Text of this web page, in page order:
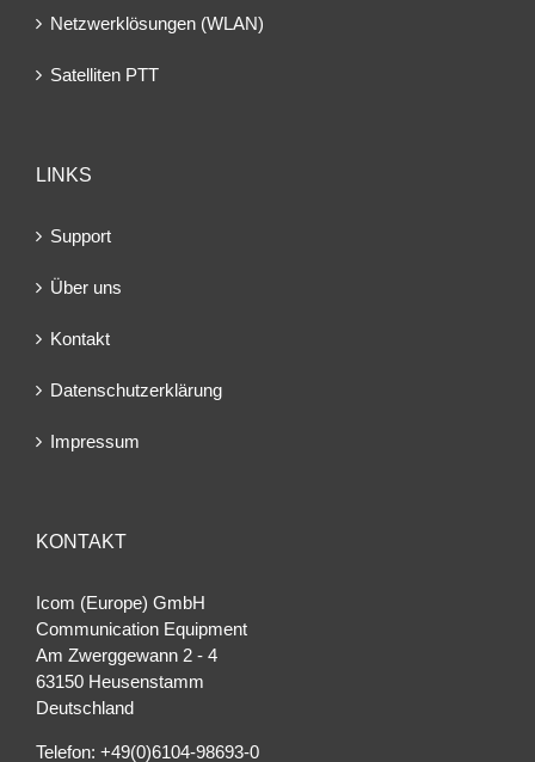
Netzwerklösungen (WLAN)
Satelliten PTT
LINKS
Support
Über uns
Kontakt
Datenschutzerklärung
Impressum
KONTAKT
Icom (Europe) GmbH
Communication Equipment
Am Zwerggewann 2 ‐ 4
63150 Heusenstamm
Deutschland
Telefon: +49(0)6104-98693-0